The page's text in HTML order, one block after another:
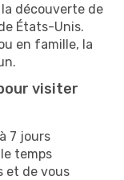
découverte de
États-Unis.
en famille, la
visiter
7 jours
temps
et de vous